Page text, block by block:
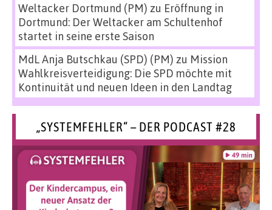
Weltacker Dortmund (PM) zu Eröffnung in
Dortmund: Der Weltacker am Schultenhof
startet in seine erste Saison
MdL Anja Butschkau (SPD) (PM) zu Mission
Wahlkreisverteidigung: Die SPD möchte mit
Kontinuität und neuen Ideen in den Landtag
„SYSTEMFEHLER“ – DER PODCAST #28